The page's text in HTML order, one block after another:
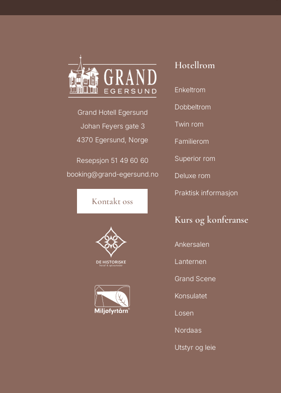
Grand Hotell Egersund
Johan Feyers gate 3
4370 Egersund, Norge
Resepsjon 51 49 60 60
booking@grand-egersund.no
Kontakt oss
Hotellrom
Enkeltrom
Dobbeltrom
Twin rom
Familierom
Superior rom
Deluxe rom
Praktisk informasjon
Kurs og konferanse
Ankersalen
Lanternen
Grand Scene
Konsulatet
Losen
Nordaas
Utstyr og leie